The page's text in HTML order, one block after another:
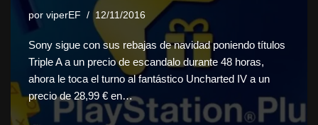
por viperEF 12/11/2016
Sony sigue con sus rebajas de navidad poniendo títulos
Triple A a un precio de escandalo durante 48 horas,
ahora le toca el turno al fantástico Uncharted IV a un
precio de 28,99 € en…